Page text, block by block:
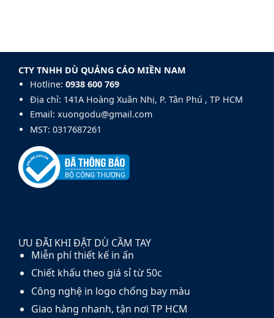
Golf
140cm
thủy
tinh
fiberglass
carbon
fiber
cầm
CTY TNHH DÙ QUẢNG CÁO MIỀN NAM
Hotline: 0938 600 769‬
Địa chỉ: 141A Hoàng Xuân Nhị, P. Tân Phú , TP HCM
Email: xuongodu@gmail.com
MST: 0317687261
ƯU ĐÃI KHI ĐẶT DÙ CẦM TAY
Miễn phí thiết kế in ấn
Chiết khấu theo giá sỉ từ 50c
Công nghệ in logo chống bay màu
Giao hàng nhanh, tận nơi TP HCM